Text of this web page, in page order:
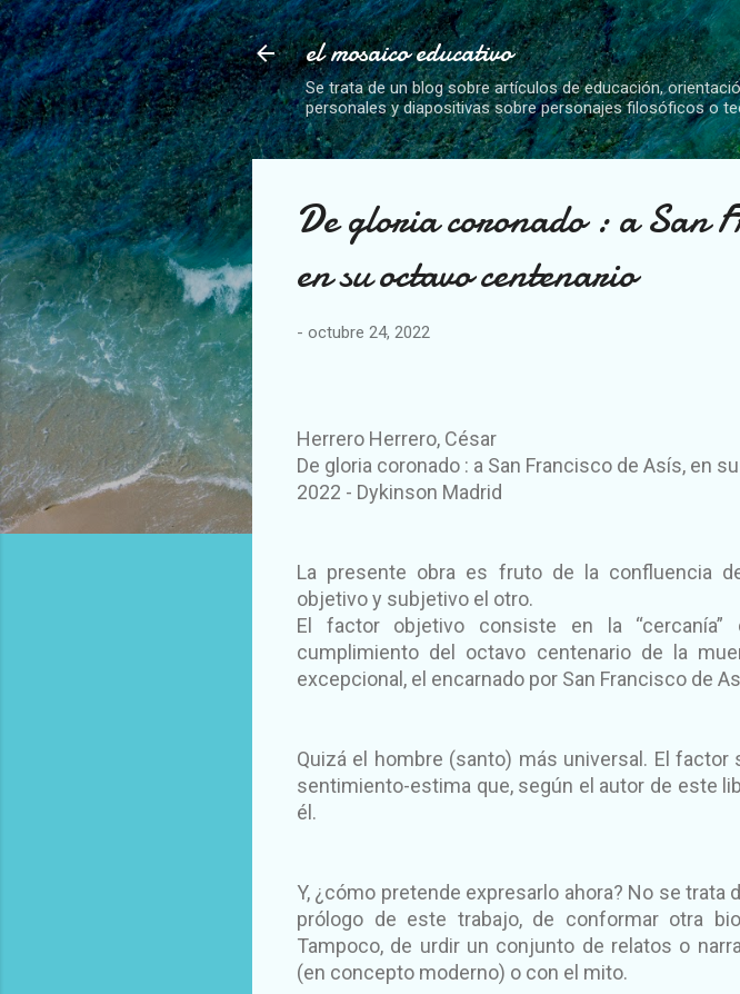
Ir al
el mosaico educativo
Se trata de un blog sobre artículos de educación,
personales y diapositivas sobre personajes filosóficos o
De gloria coronado : a San
en su octavo centenario
- octubre 24, 2022
Herrero Herrero, César
De gloria coronado : a San Francisco de Asís, en
2022 - Dykinson Madrid
La presente obra es fruto de la confluencia
objetivo y subjetivo el otro.
El factor objetivo consiste en la
cumplimiento del octavo centenario de la
excepcional, el encarnado por San Francisco de
Quizá el hombre (santo) más universal. El
sentimiento-estima que, según el autor de este
él.
Y, ¿cómo pretende expresarlo ahora? No se trata
prólogo de este trabajo, de conformar otra
Tampoco, de urdir un conjunto de relatos o
(en concepto moderno) o con el mito.